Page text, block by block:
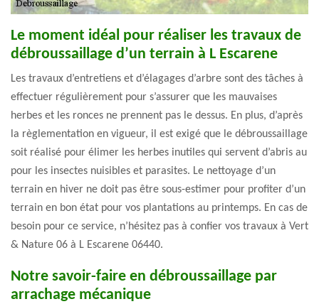
Le moment idéal pour réaliser les travaux de
débroussaillage d’un terrain à L Escarene
Les travaux d’entretiens et d’élagages d’arbre sont des tâches à
effectuer régulièrement pour s’assurer que les mauvaises
herbes et les ronces ne prennent pas le dessus. En plus, d’après
la règlementation en vigueur, il est exigé que le débroussaillage
soit réalisé pour élimer les herbes inutiles qui servent d’abris au
pour les insectes nuisibles et parasites. Le nettoyage d’un
terrain en hiver ne doit pas être sous-estimer pour profiter d’un
terrain en bon état pour vos plantations au printemps. En cas de
besoin pour ce service, n’hésitez pas à confier vos travaux à Vert
& Nature 06 à L Escarene 06440.
Notre savoir-faire en débroussaillage par
arrachage mécanique